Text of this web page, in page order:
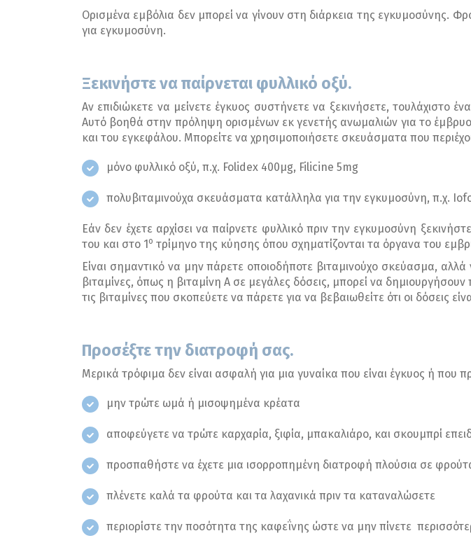
Ορισμένα εμβόλια δεν μπορεί να γίνουν στη διάρκεια της εγκυμοσύνης.
για εγκυμοσύνη.
Ξεκινήστε να παίρνεται φυλλικό οξύ.
Αν επιδιώκετε να μείνετε έγκυος συστήνετε να ξεκινήσετε, τουλάχιστο
Αυτό βοηθά στην πρόληψη ορισμένων εκ γενετής ανωμαλιών για το
και του εγκεφάλου. Μπορείτε να χρησιμοποιήσετε σκευάσματα που
μόνο φυλλικό οξύ, π.χ. Folidex 400μg, Filicine 5mg
πολυβιταμινούχα σκευάσματα κατάλληλα για την εγκυμοσύνη, π.χ.
Εάν δεν έχετε αρχίσει να παίρνετε φυλλικό πριν την εγκυμοσύνη
του και στο 1ο τρίμηνο της κύησης όπου σχηματίζονται τα όργανα του
Είναι σημαντικό να μην πάρετε οποιοδήποτε βιταμινούχο σκεύασμα,
βιταμίνες, όπως η βιταμίνη Α σε μεγάλες δόσεις, μπορεί να
τις βιταμίνες που σκοπεύετε να πάρετε για να βεβαιωθείτε ότι οι δόσεις
Προσέξτε την διατροφή σας.
Μερικά τρόφιμα δεν είναι ασφαλή για μια γυναίκα που είναι έγκυος ή που
μην τρώτε ωμά ή μισοψημένα κρέατα
αποφεύγετε να τρώτε καρχαρία, ξιφία, μπακαλιάρο, και σκουμπρί
προσπαθήστε να έχετε μια ισορροπημένη διατροφή πλούσια σε
πλένετε καλά τα φρούτα και τα λαχανικά πριν τα καταναλώσετε
περιορίστε την ποσότητα της καφεΐνης ώστε να μην πίνετε